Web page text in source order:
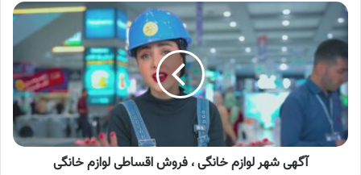
آگهی
شهر
لوازم
خانگی
،
فروش
اقساطی
لوازم
خانگی
آگهی شهر لوازم خانگی ، فروش اقساطی لوازم خانگی